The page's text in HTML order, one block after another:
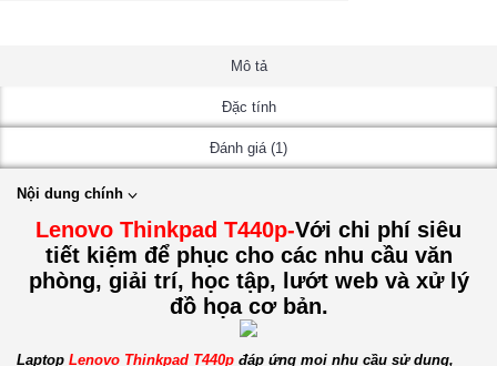
Mô tả
Đặc tính
Đánh giá (1)
Nội dung chính
Lenovo Thinkpad T440p-Với chi phí siêu
tiết kiệm để phục cho các nhu cầu văn
phòng, giải trí, học tập, lướt web và xử lý
đồ họa cơ bản.
Laptop Lenovo Thinkpad T440p đáp ứng mọi nhu cầu sử dụng,